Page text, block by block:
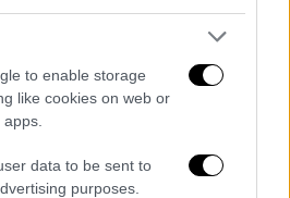
to enable storage
like cookies on web or
data to be sent to
purposes.
γνωστό από την
μπήκε και στον
επιχειρήσεων με το
να μην είναι ακόμη
του οποίου ωστόσο
το έργο της